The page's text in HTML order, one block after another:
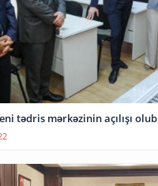
tədris mərkəzinin açılışı olub